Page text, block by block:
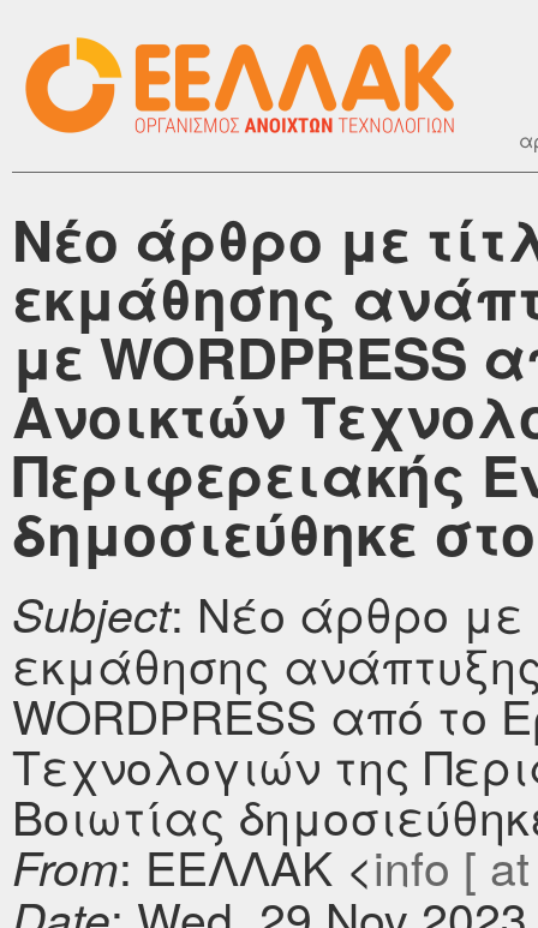
Νέο άρθρο με
εκμάθησης
με WORDPRESS
Ανοικτών
Περιφερειακής
δημοσιεύθηκε
Subject: Νέο άρθρο με
εκμάθησης
WORDPRESS από το
Τεχνολογιών της
Βοιωτίας
From: ΕΕΛΛΑΚ <info [